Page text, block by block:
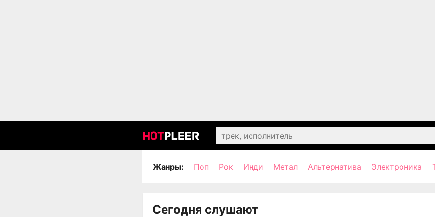
Жанры: Поп Рок Инди Метал Альтернатива Электроника
Сегодня слушают